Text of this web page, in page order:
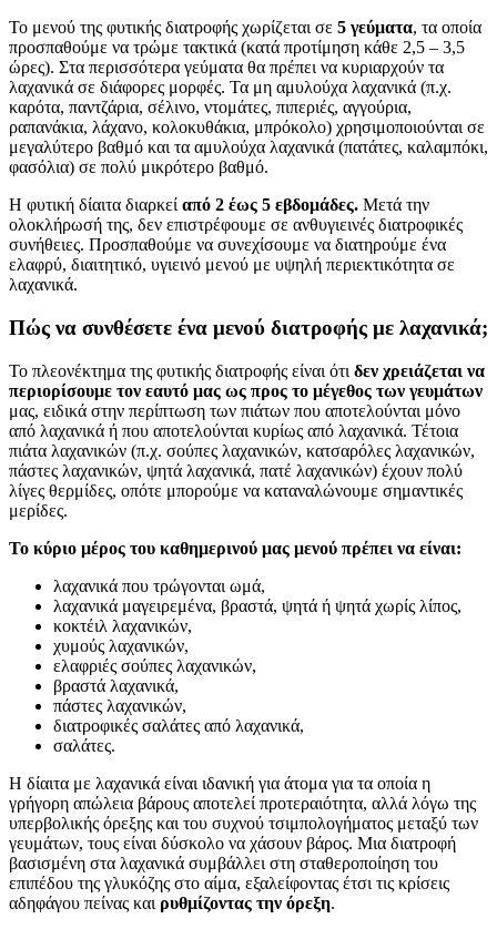
Το μενού της φυτικής διατροφής χωρίζεται σε 5 γεύματα, τα οποία
προσπαθούμε να τρώμε τακτικά (κατά προτίμηση κάθε 2,5 – 3,5
ώρες). Στα περισσότερα γεύματα θα πρέπει να κυριαρχούν τα
λαχανικά σε διάφορες μορφές. Τα μη αμυλούχα λαχανικά (π.χ.
καρότα, παντζάρια, σέλινο, ντομάτες, πιπεριές, αγγούρια,
ραπανάκια, λάχανο, κολοκυθάκια, μπρόκολο) χρησιμοποιούνται σε
μεγαλύτερο βαθμό και τα αμυλούχα λαχανικά (πατάτες, καλαμπόκι,
φασόλια) σε πολύ μικρότερο βαθμό.
Η φυτική δίαιτα διαρκεί από 2 έως 5 εβδομάδες. Μετά την
ολοκλήρωσή της, δεν επιστρέφουμε σε ανθυγιεινές διατροφικές
συνήθειες. Προσπαθούμε να συνεχίσουμε να διατηρούμε ένα
ελαφρύ, διαιτητικό, υγιεινό μενού με υψηλή περιεκτικότητα σε
λαχανικά.
Πώς να συνθέσετε ένα μενού διατροφής με λαχανικά;
Το πλεονέκτημα της φυτικής διατροφής είναι ότι δεν χρειάζεται να
περιορίσουμε τον εαυτό μας ως προς το μέγεθος των γευμάτων
μας, ειδικά στην περίπτωση των πιάτων που αποτελούνται μόνο
από λαχανικά ή που αποτελούνται κυρίως από λαχανικά. Τέτοια
πιάτα λαχανικών (π.χ. σούπες λαχανικών, κατσαρόλες λαχανικών,
πάστες λαχανικών, ψητά λαχανικά, πατέ λαχανικών) έχουν πολύ
λίγες θερμίδες, οπότε μπορούμε να καταναλώνουμε σημαντικές
μερίδες.
Το κύριο μέρος του καθημερινού μας μενού πρέπει να είναι:
λαχανικά που τρώγονται ωμά,
λαχανικά μαγειρεμένα, βραστά, ψητά ή ψητά χωρίς λίπος,
κοκτέιλ λαχανικών,
χυμούς λαχανικών,
ελαφριές σούπες λαχανικών,
βραστά λαχανικά,
πάστες λαχανικών,
διατροφικές σαλάτες από λαχανικά,
σαλάτες.
Η δίαιτα με λαχανικά είναι ιδανική για άτομα για τα οποία η
γρήγορη απώλεια βάρους αποτελεί προτεραιότητα, αλλά λόγω της
υπερβολικής όρεξης και του συχνού τσιμπολογήματος μεταξύ των
γευμάτων, τους είναι δύσκολο να χάσουν βάρος. Μια διατροφή
βασισμένη στα λαχανικά συμβάλλει στη σταθεροποίηση του
επιπέδου της γλυκόζης στο αίμα, εξαλείφοντας έτσι τις κρίσεις
αδηφάγου πείνας και ρυθμίζοντας την όρεξη.